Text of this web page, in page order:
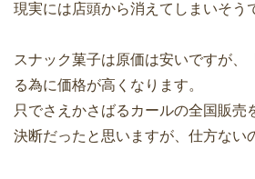
現実には店頭から消えてしまいそう
スナック菓子は原価は安いですが、
る為に価格が高くなります。
只でさえかさばるカールの全国販売
決断だったと思いますが、仕方ない